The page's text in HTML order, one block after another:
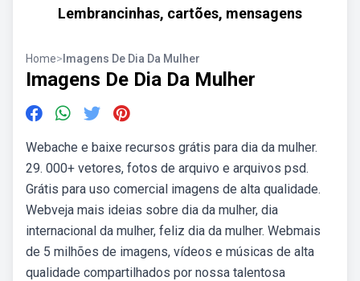
Lembrancinhas, cartões, mensagens
Home> Imagens De Dia Da Mulher
Imagens De Dia Da Mulher
Webache e baixe recursos grátis para dia da mulher.
29. 000+ vetores, fotos de arquivo e arquivos psd.
Grátis para uso comercial imagens de alta qualidade.
Webveja mais ideias sobre dia da mulher, dia
internacional da mulher, feliz dia da mulher. Webmais
de 5 milhões de imagens, vídeos e músicas de alta
qualidade compartilhados por nossa talentosa